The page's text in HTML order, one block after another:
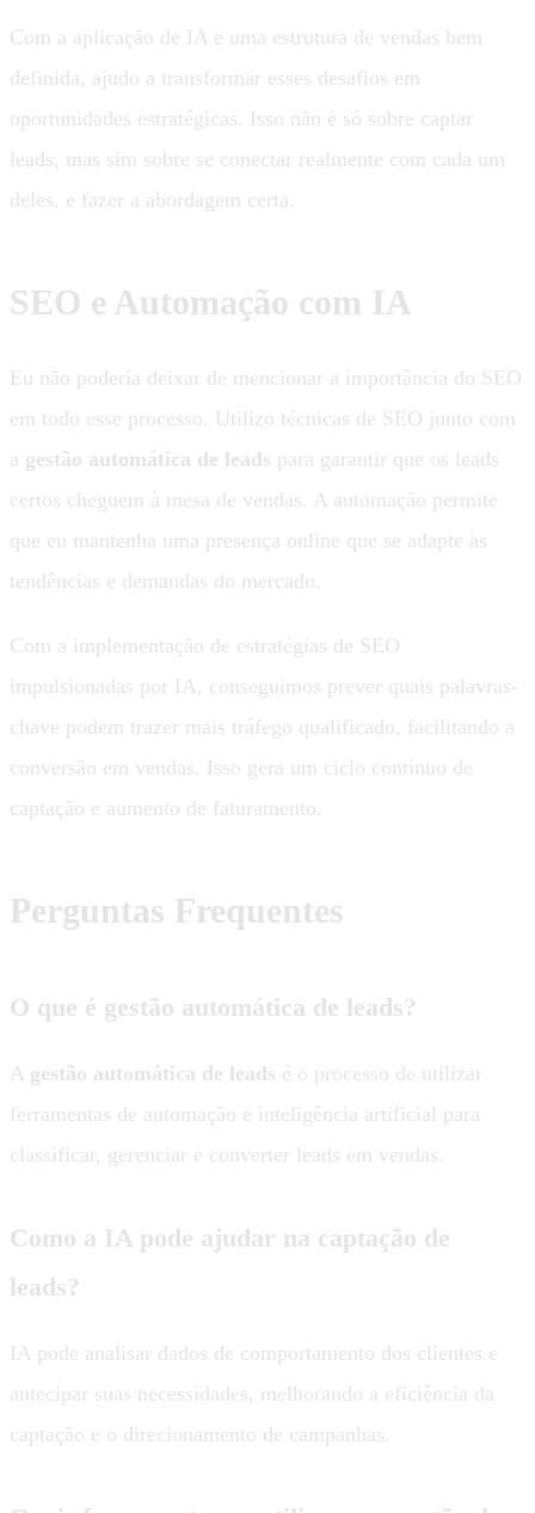
Com a aplicação de IA e uma estrutura de vendas bem
definida, ajudo a transformar esses desafios em
oportunidades estratégicas. Isso não é só sobre captar
leads, mas sim sobre se conectar realmente com cada um
deles, e fazer a abordagem certa.
SEO e Automação com IA
Eu não poderia deixar de mencionar a importância do SEO
em todo esse processo. Utilizo técnicas de SEO junto com
a gestão automática de leads para garantir que os leads
certos cheguem à mesa de vendas. A automação permite
que eu mantenha uma presença online que se adapte às
tendências e demandas do mercado.
Com a implementação de estratégias de SEO
impulsionadas por IA, conseguimos prever quais palavras-
chave podem trazer mais tráfego qualificado, facilitando a
conversão em vendas. Isso gera um ciclo contínuo de
captação e aumento de faturamento.
Perguntas Frequentes
O que é gestão automática de leads?
A gestão automática de leads é o processo de utilizar
ferramentas de automação e inteligência artificial para
classificar, gerenciar e converter leads em vendas.
Como a IA pode ajudar na captação de
leads?
IA pode analisar dados de comportamento dos clientes e
antecipar suas necessidades, melhorando a eficiência da
captação e o direcionamento de campanhas.